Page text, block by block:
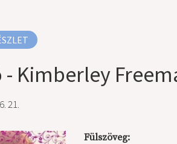
- Kimberley
21.
Fülszöveg: